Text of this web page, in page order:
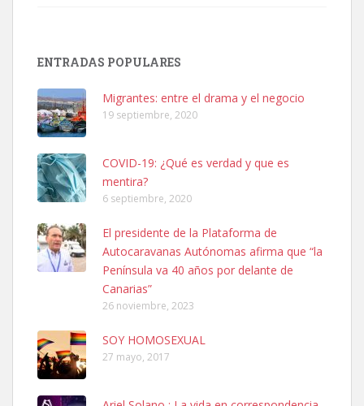
SHIBA PERDIDO AVDA JOSE MESA Y LOPEZ
06/07/2025 ZONA MESA Y LOPEZ. ES MUY ASUSTADIZO
Leales.org » Gran Canaria | 6.7.2025
Ninfa perdida
El día 5 se los perdió una ninfa papillera, asustada tiene miedo a la
calle, se perdió por la zon...
Leales.org » Gran Canaria | 6.7.2025
ENTRADAS POPULARES
Migrantes: entre el drama y el negocio
19 septiembre, 2020
COVID-19: ¿Qué es verdad y que es
mentira?
6 septiembre, 2020
El presidente de la Plataforma de
Autocaravanas Autónomas afirma que “la
Península va 40 años por delante de
Canarias”
26 noviembre, 2023
SOY HOMOSEXUAL
27 mayo, 2017